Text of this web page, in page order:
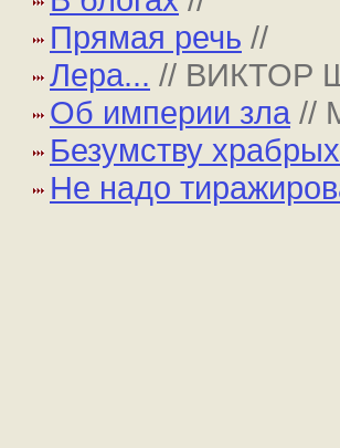
Прямая речь //
Лера... // ВИКТОР
Об империи зла //
Безумству
Не надо